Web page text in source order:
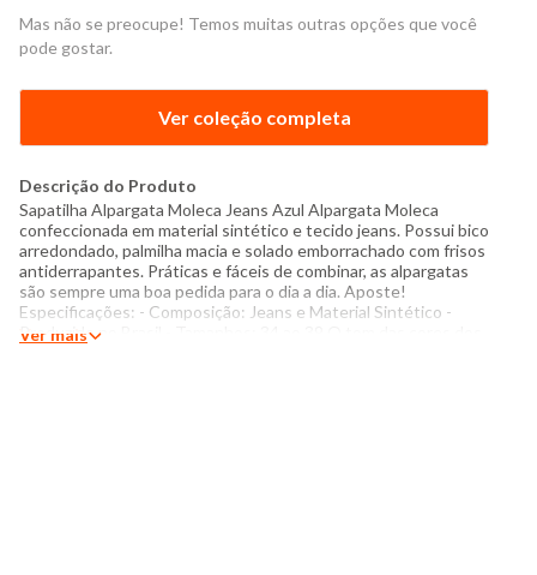
Mas não se preocupe! Temos muitas outras opções que você
pode gostar.
Ver coleção completa
Descrição do Produto
Sapatilha Alpargata Moleca Jeans Azul Alpargata Moleca
confeccionada em material sintético e tecido jeans. Possui bico
arredondado, palmilha macia e solado emborrachado com frisos
antiderrapantes. Práticas e fáceis de combinar, as alpargatas
são sempre uma boa pedida para o dia a dia. Aposte!
Especificações: - Composição: Jeans e Material Sintético -
Produzido no Brasil - Tamanhos: 34 ao 39 O tom das cores dos
Ver mais